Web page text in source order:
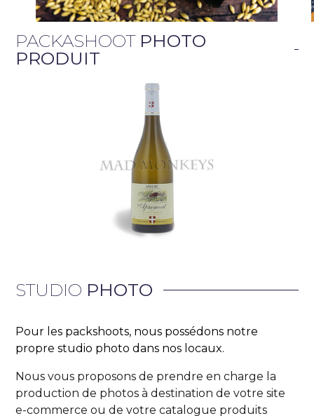
PACKASHOOT PHOTO
PRODUIT
STUDIO PHOTO
Pour les packshoots, nous possédons notre
propre studio photo dans nos locaux.
Nous vous proposons de prendre en charge la
production de photos à destination de votre site
e-commerce ou de votre catalogue produits